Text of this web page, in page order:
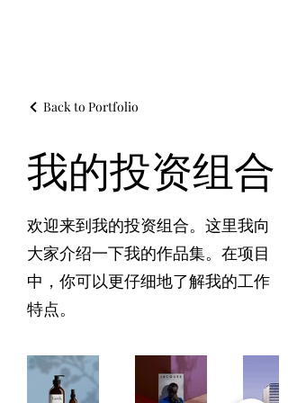
Back to Portfolio
我的投资组合
欢迎来到我的投资组合。这里我向
大家介绍一下我的作品集。在项目
中，你可以更仔细地了解我的工作
特点。